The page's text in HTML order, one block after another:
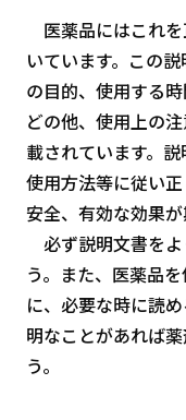
医薬品にはこれ
いています。この
の目的、使用する
どの他、使用上の
載されています。
使用方法等に従い
安全、有効な効果が
必ず説明文書をよ
う。また、医薬品
に、必要な時に読
明なことがあれば
う。